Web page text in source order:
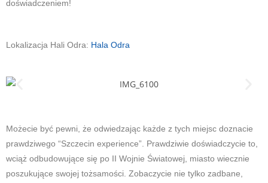
doświadczeniem!
Lokalizacja Hali Odra: Hala Odra
Możecie być pewni, że odwiedzając każde z tych miejsc doznacie
prawdziwego “Szczecin experience”. Prawdziwie doświadczycie to,
wciąż odbudowujące się po II Wojnie Światowej, miasto wiecznie
poszukujące swojej tożsamości. Zobaczycie nie tylko zadbane,